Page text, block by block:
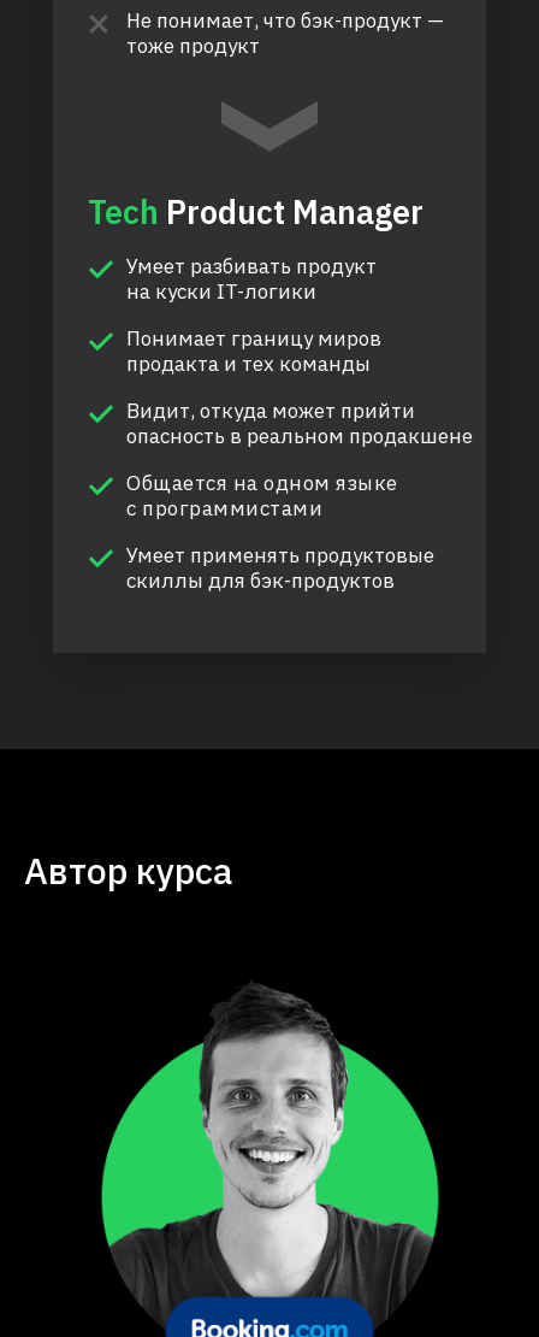
Tech Product Manager
Умеет разбивать продукт
на куски IT-логики
Понимает границу миров
продакта и тех команды
Видит, откуда может прийти
опасность в реальном продакшене
Общается на одном языке
с программистами
Умеет применять продуктовые
скиллы для бэк-продуктов
Не понимает, что бэк-продукт —
тоже продукт
Автор курса